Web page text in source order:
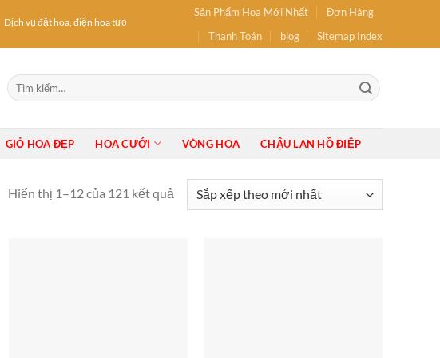
Dịch vụ đặt hoa, điện hoa tươi: hoa Sinh Nhật, hoa Khai Trương, Hoa tốt nghiệp, Bó Hoa, Lẵng Hoa, Giỏ
Sản Phẩm Hoa Mới Nhất
Đơn Hàng
Thanh Toán
blog Sitemap Index
Tìm
kiếm:
GIỎ HOA ĐẸP HOA CƯỚI VÒNG HOA CHẬU LAN HỒ ĐIỆP
Hiển thị 1–12 của 121 kết quả